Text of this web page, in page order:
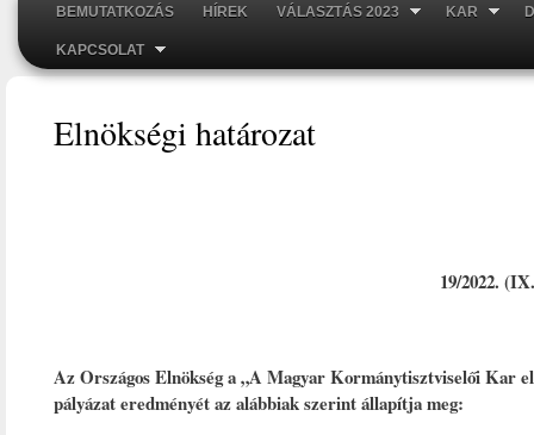
Főmenü
BEMUTATKOZÁS HÍREK VÁLASZTÁS 2023 KAR
KAPCSOLAT
Elnökségi határozat
19/2022.
Az Országos Elnökség a „A Magyar Kormánytisztviselői Kar
pályázat eredményét az alábbiak szerint állapítja meg: